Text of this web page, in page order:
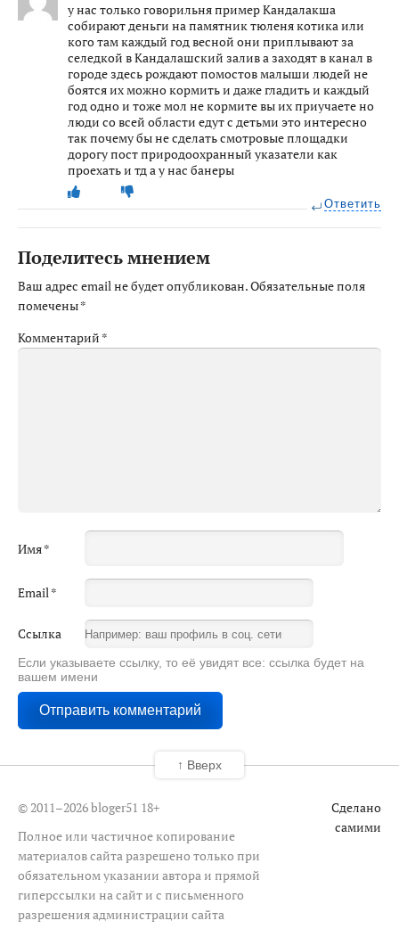
у нас только говорильня пример Кандалакша
собирают деньги на памятник тюленя котика или
кого там каждый год весной они приплывают за
селедкой в Кандалашский залив а заходят в канал в
городе здесь рождают помостов малыши людей не
боятся их можно кормить и даже гладить и каждый
год одно и тоже мол не кормите вы их приучаете но
люди со всей области едут с детьми это интересно
так почему бы не сделать смотровые площадки
дорогу пост природоохранный указатели как
проехать и тд а у нас банеры
Ответить
Поделитесь мнением
Ваш адрес email не будет опубликован.Обязательные поля
помечены*
Комментарий *
Имя*
Email*
Ссылка
Если указываете ссылку, то её увидят все: ссылка будет на
вашем имени
© 2011–2026 bloger51 18+
Полное или частичное копирование
материалов сайта разрешено только при
обязательном указании автора и прямой
гиперссылки на сайт и с письменного
разрешения администрации сайта
Сделано
самими
↑ Вверх